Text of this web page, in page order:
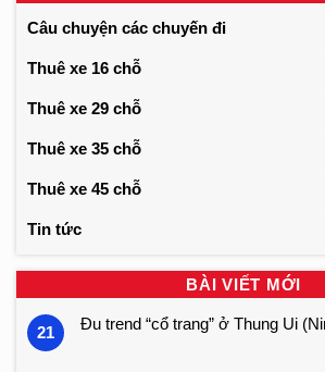
Câu chuyện các chuyến đi
Thuê xe 16 chỗ
Thuê xe 29 chỗ
Thuê xe 35 chỗ
Thuê xe 45 chỗ
Tin tức
BÀI VIẾT MỚI
21 Đu trend “cổ trang” ở Thung Ui